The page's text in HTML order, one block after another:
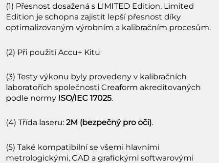
(1) Přesnost dosažená s LIMITED Edition. Limited
Edition je schopna zajistit lepší přesnost díky
optimalizovaným výrobním a kalibračním procesům.
(2) Při použití Accu+ Kitu
(3) Testy výkonu byly provedeny v kalibračních
laboratořích společnosti Creaform akreditovaných
podle normy ISO/IEC 17025.
(4) Třída laseru: 2M (bezpečný pro oči).
(5) Také kompatibilní se všemi hlavními
metrologickými, CAD a grafickými softwarovými